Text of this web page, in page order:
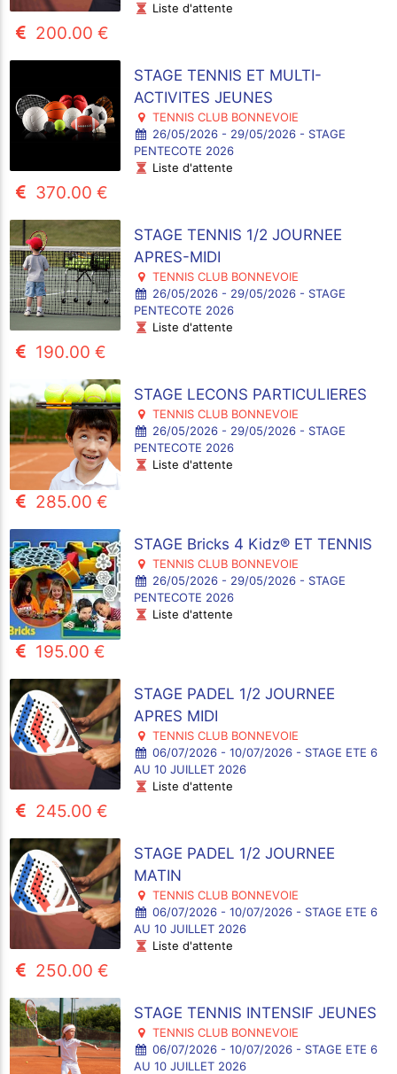
Liste d'attente
200.00 €
STAGE TENNIS ET MULTI-
ACTIVITES JEUNES
TENNIS CLUB BONNEVOIE
26/05/2026 - 29/05/2026 - STAGE
PENTECOTE 2026
Liste d'attente
370.00 €
STAGE TENNIS 1/2 JOURNEE
APRES-MIDI
TENNIS CLUB BONNEVOIE
26/05/2026 - 29/05/2026 - STAGE
PENTECOTE 2026
Liste d'attente
190.00 €
STAGE LECONS PARTICULIERES
TENNIS CLUB BONNEVOIE
26/05/2026 - 29/05/2026 - STAGE
PENTECOTE 2026
Liste d'attente
285.00 €
STAGE Bricks 4 Kidz® ET TENNIS
TENNIS CLUB BONNEVOIE
26/05/2026 - 29/05/2026 - STAGE
PENTECOTE 2026
Liste d'attente
195.00 €
STAGE PADEL 1/2 JOURNEE
APRES MIDI
TENNIS CLUB BONNEVOIE
06/07/2026 - 10/07/2026 - STAGE ETE 6
AU 10 JUILLET 2026
Liste d'attente
245.00 €
STAGE PADEL 1/2 JOURNEE
MATIN
TENNIS CLUB BONNEVOIE
06/07/2026 - 10/07/2026 - STAGE ETE 6
AU 10 JUILLET 2026
Liste d'attente
250.00 €
STAGE TENNIS INTENSIF JEUNES
TENNIS CLUB BONNEVOIE
06/07/2026 - 10/07/2026 - STAGE ETE 6
AU 10 JUILLET 2026